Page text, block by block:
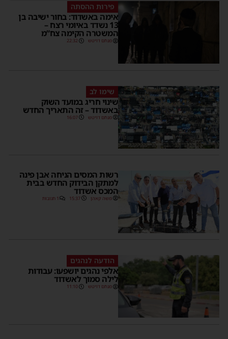
פירות ההסתה
אימה באשדוד: בחור ישיבה בן
13 נשדד באיומי רצח –
המשטרה הקימה צח”מ
מנחם דויטש 22:32
שימו לב
שינוי חריג במועד השוק
באשדוד – זה התאריך החדש
מנחם דויטש 16:07
רשות המסים הניחה אבן פינה
למתקן הבידוק החדש בבית
המכס אשדוד
משה קאהן 15:37 1 תגובות
הודעה לנהגים
אלפי נהגים יושפעו: עבודות
לילה סמוך לאשדוד
מנחם דויטש 11:10